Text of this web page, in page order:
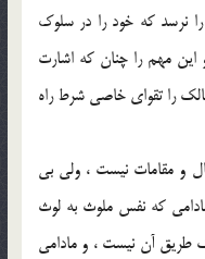
نرسد که خود را در سلوک
اين مهم را چنان که اشارت
را تقواي خاصي شرط راه
و مقامات نيست ، ولي بي
که نفس ملوث به لوث
طريق آن نيست ، و مادامي